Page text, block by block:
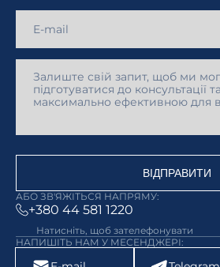
ВІДПРАВИТИ
АБО ЗВ'ЯЖІТЬСЯ НАПРЯМУ:
+380 44 581 1220
Натисніть, щоб зателефонувати
НАПИШІТЬ НАМ У МЕСЕНДЖЕРІ: